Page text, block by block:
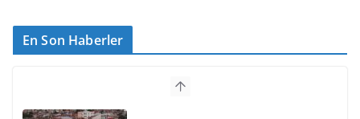
En Son Haberler